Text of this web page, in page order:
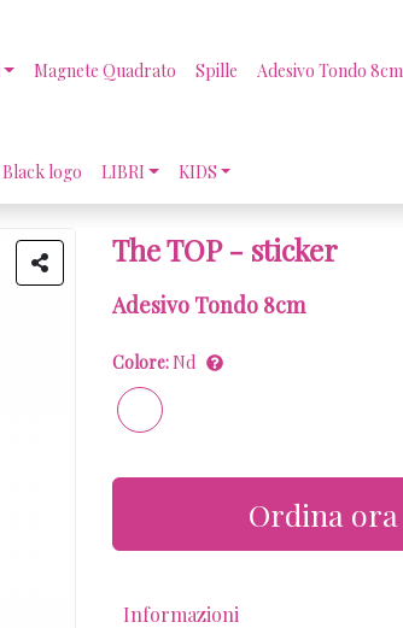
Magnete Quadrato Spille Adesivo Tondo 8cm
Black logo LIBRI KIDS
The TOP - sticker
Adesivo Tondo 8cm
Colore:Nd
Ordina ora
Informazioni